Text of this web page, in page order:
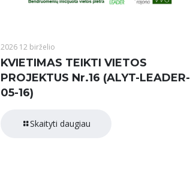
2026 12 birželio
KVIETIMAS TEIKTI VIETOS
PROJEKTUS Nr.16 (ALYT-LEADER-
05-16)
Skaityti daugiau